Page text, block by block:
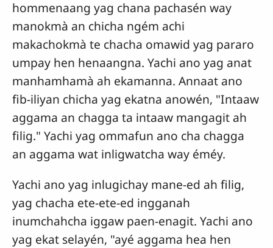
hommenaang yag chana pachasén way
manokmà an chicha ngém achi
makachokmà te chacha omawid yag pararo
umpay hen henaangna. Yachi ano yag anat
manhamhamà ah ekamanna. Annaat ano
fib-iliyan chicha yag ekatna anowén, "Intaaw
aggama an chagga ta intaaw mangagit ah
filig." Yachi yag ommafun ano cha chagga
an aggama wat inligwatcha way éméy.
Yachi ano yag inlugichay mane-ed ah filig,
yag chacha ete-ete-ed ingganah
inumchahcha iggaw paen-enagit. Yachi ano
yag ekat selayén, "ayé aggama hea hen